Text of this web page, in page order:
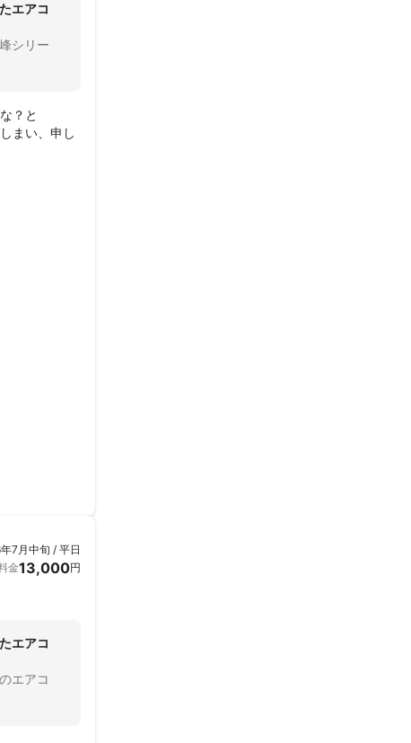
エアコ
シリー
？と
まい、申し
7月中旬 / 平日
金13,000円
エアコ
エアコ